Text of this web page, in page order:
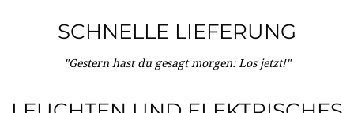
SCHNELLE LIEFERUNG
"Gestern hast du gesagt morgen: Los jetzt!"